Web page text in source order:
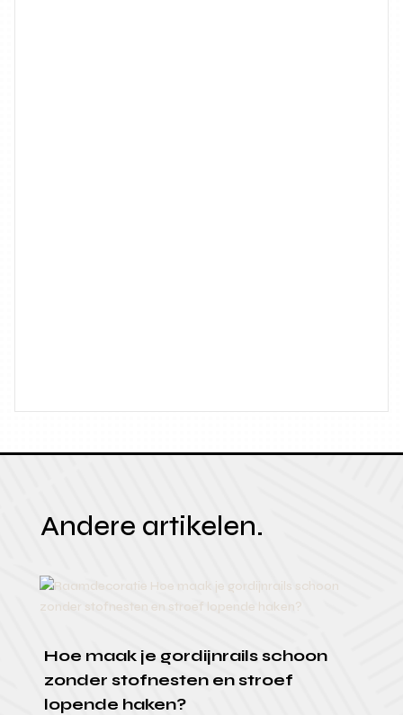
Andere artikelen.
Hoe maak je gordijnrails schoon
zonder stofnesten en stroef
lopende haken?